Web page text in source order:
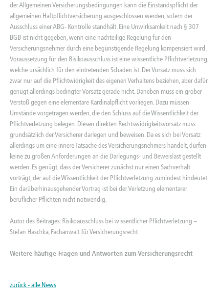
der Allgemeinen Versicherungsbedingungen kann die Einstandspflicht der
allgemeinen Haftpflichtversicherung ausgeschlossen werden, sofern der
Ausschluss einer ABG- Kontrolle standhält. Eine Unwirksamkeit nach § 307
BGB ist nicht gegeben, wenn eine nachteilige Regelung für den
Versicherungsnehmer durch eine begünstigende Regelung kompensiert wird.
Voraussetzung für den Risikoausschluss ist eine wissentliche Pflichtverletzung,
welche ursächlich für den eintretenden Schaden ist. Der Vorsatz muss sich
zwar nur auf die Pflichtwidrigkeit des eigenen Verhaltens beziehen, aber dafür
genügt allerdings bedingter Vorsatz gerade nicht. Daneben muss ein grober
Verstoß gegen eine elementare Kardinalpflicht vorliegen. Dazu müssen
Umstände vorgetragen werden, die den Schluss auf die Wissentlichkeit der
Pflichtverletzung belegen. Diesen direkten Rechtswidrigkeitsvorsatz muss
grundsätzlich der Versicherer darlegen und beweisen. Da es sich bei Vorsatz
allerdings um eine innere Tatsache des Versicherungsnehmers handelt, dürfen
keine zu großen Anforderungen an die Darlegungs- und Beweislast gestellt
werden. Es genügt, dass der Versicherer zunächst nur einen Sachverhalt
vorträgt, der auf die Wissentlichkeit der Pflichtverletzung zumindest hindeutet.
Ein darüberhinausgehender Vortrag ist bei der Verletzung elementarer
beruflicher Pflichten nicht notwendig.
Autor des Beitrages: Risikoausschluss bei wissentlicher Pflichtverletzung –
Stefan Haschka, Fachanwalt für Versicherungsrecht
Weitere häufige Fragen und Antworten zum Versicherungsrecht
zurück - alle News